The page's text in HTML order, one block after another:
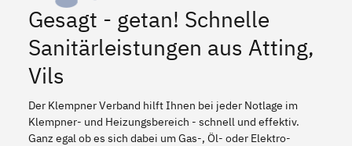
Gesagt - getan! Schnelle
Sanitärleistungen aus Atting,
Vils
Der Klempner Verband hilft Ihnen bei jeder Notlage im
Klempner- und Heizungsbereich - schnell und effektiv.
Ganz egal ob es sich dabei um Gas-, Öl- oder Elektro-